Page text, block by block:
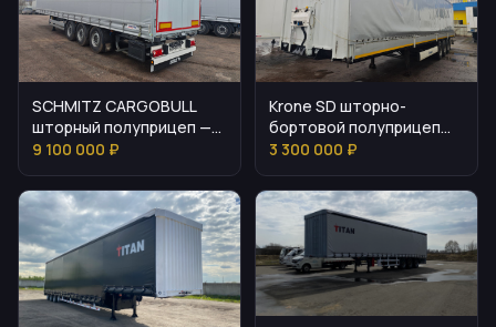
SCHMITZ CARGOBULL
шторный полуприцеп —
описание и цена
9 100 000 ₽
Krone SD шторно-
бортовой полуприцеп
для логистики
3 300 000 ₽